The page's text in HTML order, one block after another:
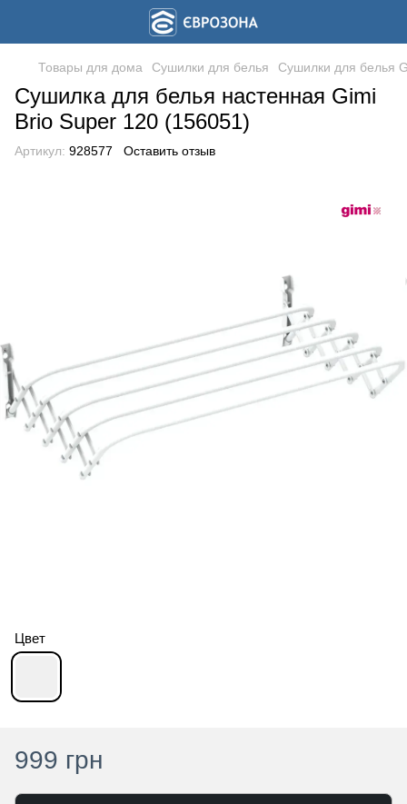
Товары для дома Сушилки для белья Сушилки для белья
Сушилка для белья настенная Gimi
Brio Super 120 (156051)
Артикул: 928577 Оставить отзыв
Цвет
999 грн